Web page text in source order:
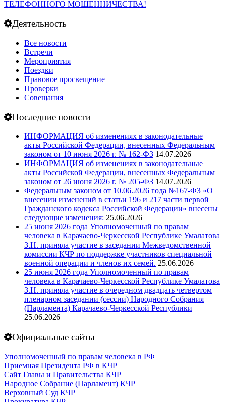
Деятельность
Все новости
Встречи
Мероприятия
Поездки
Правовое просвещение
Проверки
Совещания
Последние новости
ИНФОРМАЦИЯ об изменениях в законодательные
акты Российской Федерации, внесенных Федеральным
законом от 10 июня 2026 г. № 162-ФЗ 14.07.2026
ИНФОРМАЦИЯ об изменениях в законодательные
акты Российской Федерации, внесенных Федеральным
законом от 26 июня 2026 г. № 205-ФЗ 14.07.2026
Федеральным законом от 10.06.2026 года №167-ФЗ «О
внесении изменений в статьи 196 и 217 части первой
Гражданского кодекса Российской Федерации» внесены
следующие изменения: 25.06.2026
25 июня 2026 года Уполномоченный по правам
человека в Карачаево-Черкесской Республике Умалатова
З.Н. приняла участие в заседании Межведомственной
комиссии КЧР по поддержке участников специальной
военной операции и членов их семей. 25.06.2026
25 июня 2026 года Уполномоченный по правам
человека в Карачаево-Черкесской Республике Умалатова
З.Н. приняла участие в очередном двадцать четвертом
пленарном заседании (сессии) Народного Собрания
(Парламента) Карачаево-Черкесской Республики
25.06.2026
Официальные сайты
Уполномоченный по правам человека в РФ
Приемная Президента РФ в КЧР
Сайт Главы и Правительства КЧР
Народное Собрание (Парламент) КЧР
Верховный Суд КЧР